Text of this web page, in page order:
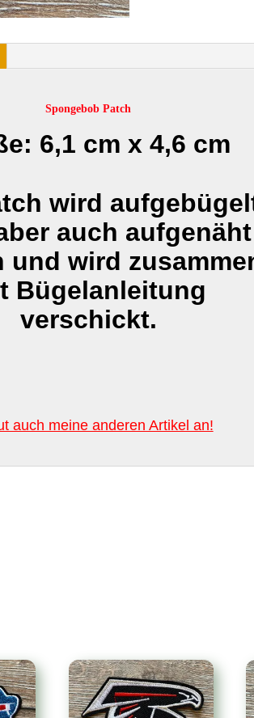
Spongebob Patch
6,1 cm x 4,6 cm
wird
auch aufgenäht
und wird
Bügelanleitung
verschickt.
auch meine anderen Artikel an!